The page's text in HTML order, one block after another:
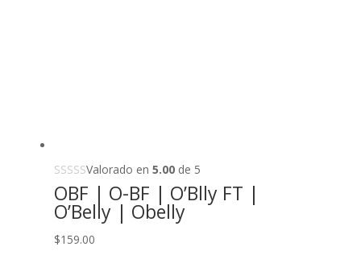
Valorado en 5.00de 5
OBF | O-BF | O’Blly FT |
O’Belly | Obelly
$159.00